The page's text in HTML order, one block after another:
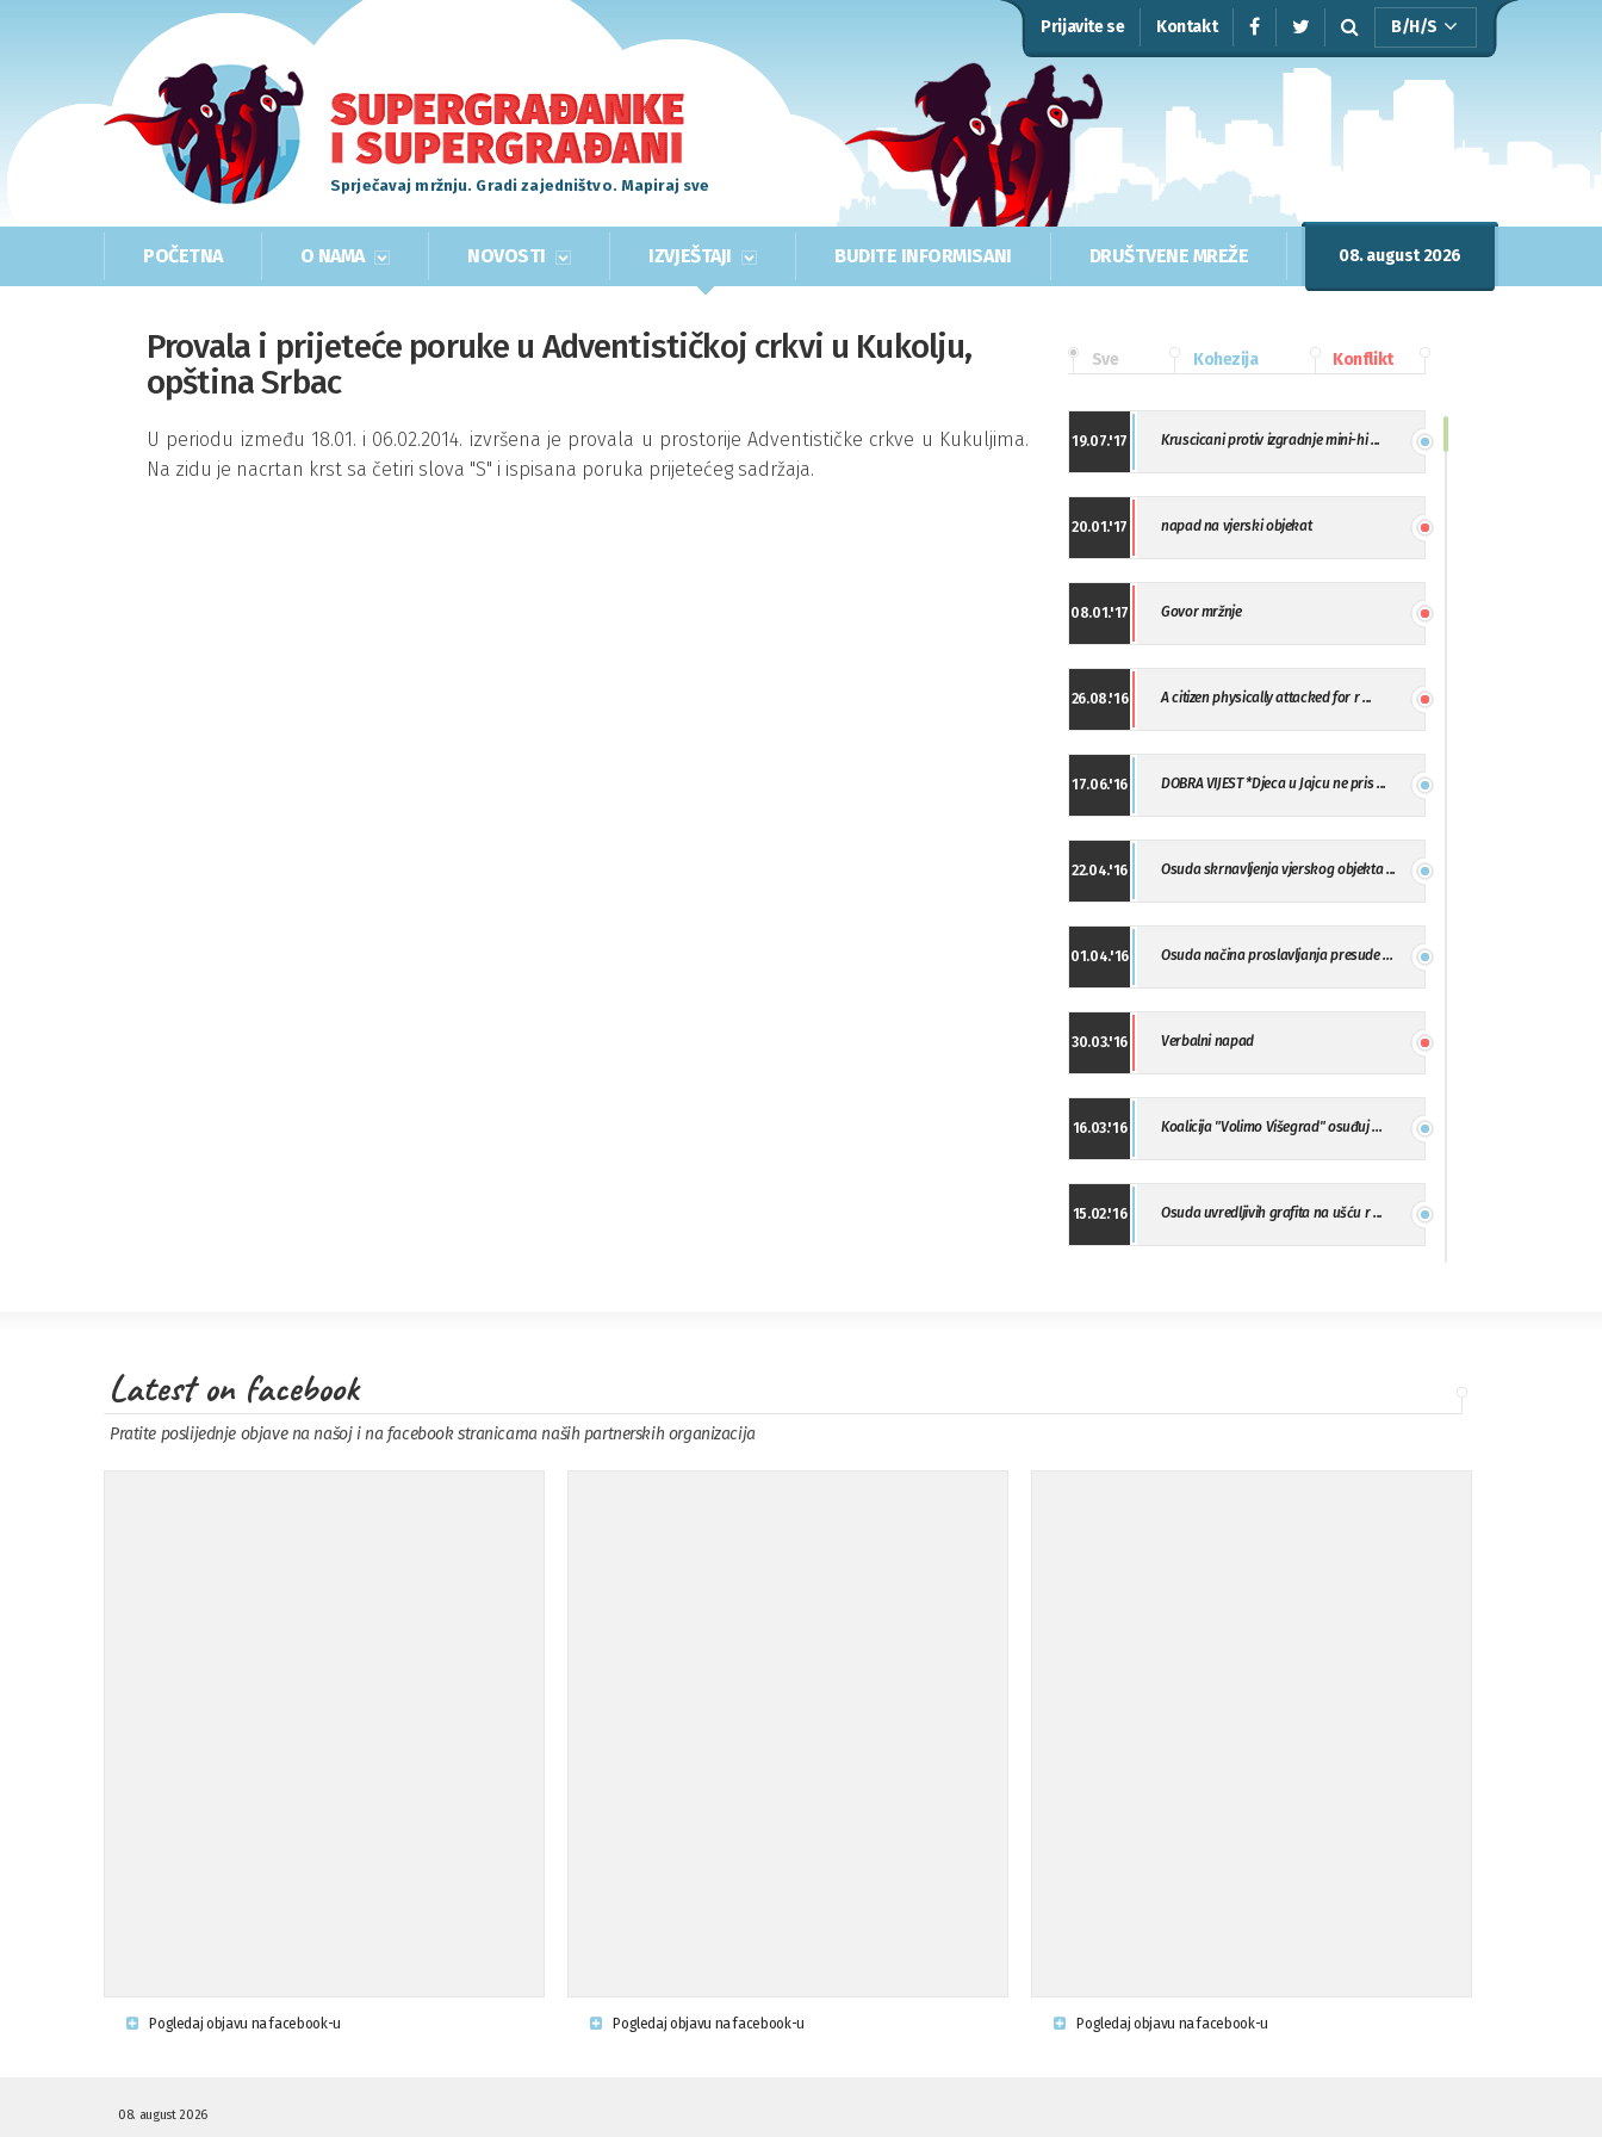
Prijavite se Kontakt B/H/S
Sprječavaj mržnju. Gradi zajedništvo. Mapiraj sve
POČETNA O NAMA NOVOSTI IZVJEŠTAJI BUDITE INFORMISANI DRUŠTVENE MREŽE 08. august 2026
Provala i prijeteće poruke u Adventističkoj crkvi u Kukolju,
opština Srbac
U periodu između 18.01. i 06.02.2014. izvršena je provala u prostorije Adventističke crkve u Kukuljima.
Na zidu je nacrtan krst sa četiri slova "S" i ispisana poruka prijetećeg sadržaja.
Sve Kohezija Konflikt
19.07.'17 Kruscicani protiv izgradnje mini-hi ...
20.01.'17 napad na vjerski objekat
08.01.'17 Govor mržnje
26.08.'16 A citizen physically attacked for r ...
17.06.'16 DOBRA VIJEST *Djeca u Jajcu ne pris ...
22.04.'16 Osuda skrnavljenja vjerskog objekta ...
01.04.'16 Osuda načina proslavljanja presude ...
30.03.'16 Verbalni napad
16.03.'16 Koalicija "Volimo Višegrad" osuđuj ...
15.02.'16 Osuda uvredljivih grafita na ušću r ...
09.11.'15 Osuda incidenta tokom dženaze na Pe ...
Latest on facebook
Pratite poslijednje objave na našoj i na facebook stranicama naših partnerskih organizacija
Pogledaj objavu na facebook-u Pogledaj objavu na facebook-u Pogledaj objavu na facebook-u
08. august 2026